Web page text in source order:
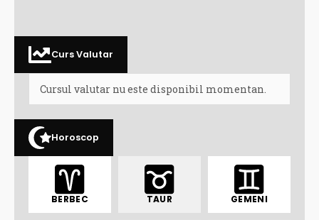
Curs Valutar
Cursul valutar nu este disponibil momentan.
Horoscop
BERBEC TAUR GEMENI